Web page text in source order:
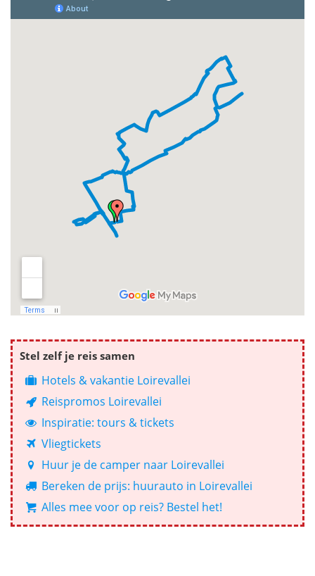
Stel zelf je reis samen
Hotels & vakantie Loirevallei
Reispromos Loirevallei
Inspiratie: tours & tickets
Vliegtickets
Huur je de camper naar Loirevallei
Bereken de prijs: huurauto in Loirevallei
Alles mee voor op reis? Bestel het!